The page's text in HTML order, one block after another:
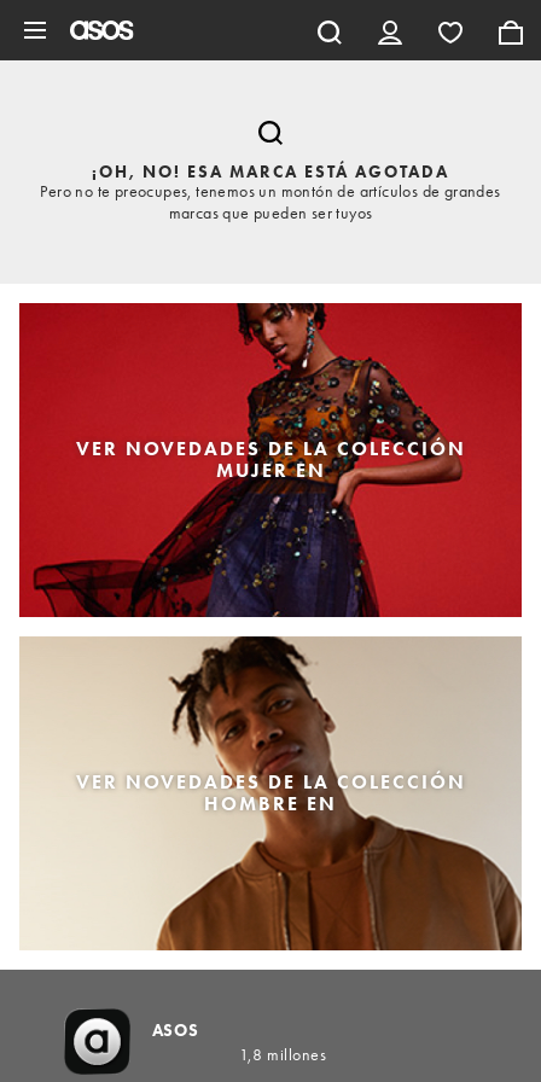
¡OH, NO! ESA MARCA ESTÁ AGOTADA
Pero no te preocupes, tenemos un montón de artículos de grandes
marcas que pueden ser tuyos
VER NOVEDADES DE LA COLECCIÓN
MUJER EN
VER NOVEDADES DE LA COLECCIÓN
HOMBRE EN
ASOS
1,8 millones